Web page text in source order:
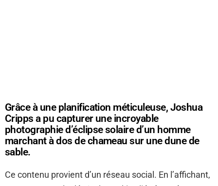
Grâce à une planification méticuleuse, Joshua
Cripps a pu capturer une incroyable
photographie d’éclipse solaire d’un homme
marchant à dos de chameau sur une dune de
sable.
Ce contenu provient d’un réseau social. En l’affichant,